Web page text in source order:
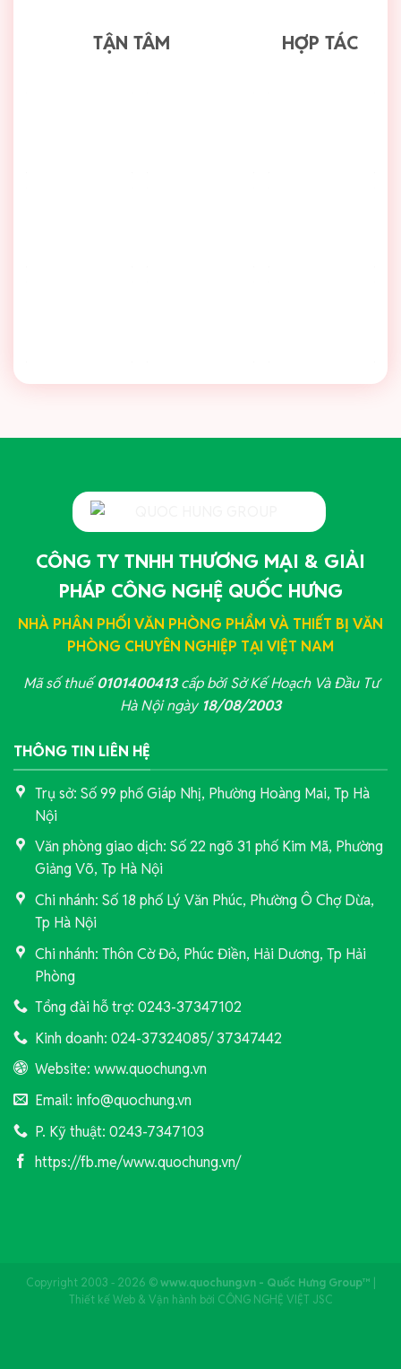
TẬN TÂM HỢP TÁC
CÔNG TY TNHH THƯƠNG MẠI & GIẢI
PHÁP CÔNG NGHỆ QUỐC HƯNG
NHÀ PHÂN PHỐI VĂN PHÒNG PHẨM VÀ THIẾT BỊ VĂN
PHÒNG CHUYÊN NGHIỆP TẠI VIỆT NAM
Mã số thuế0101400413cấp bởi Sở Kế Hoạch Và Đầu Tư
Hà Nội ngày 18/08/2003
THÔNG TIN LIÊN HỆ
Trụ sở: Số 99 phố Giáp Nhị, Phường Hoàng Mai, Tp Hà
Nội
Văn phòng giao dịch: Số 22 ngõ 31 phố Kim Mã, Phường
Giảng Võ, Tp Hà Nội
Chi nhánh: Số 18 phố Lý Văn Phúc, Phường Ô Chợ Dừa,
Tp Hà Nội
Chi nhánh: Thôn Cờ Đỏ, Phúc Điền, Hải Dương, Tp Hải
Phòng
Tổng đài hỗ trợ: 0243-37347102
Kinh doanh: 024-37324085/ 37347442
Website: www.quochung.vn
Email: info@quochung.vn
P. Kỹ thuật: 0243-7347103
https://fb.me/www.quochung.vn/
Copyright 2003 - 2026 ©www.quochung.vn - Quốc Hưng Group™ |
Thiết kế Web & Vận hành bởi CÔNG NGHỆ VIỆT JSC